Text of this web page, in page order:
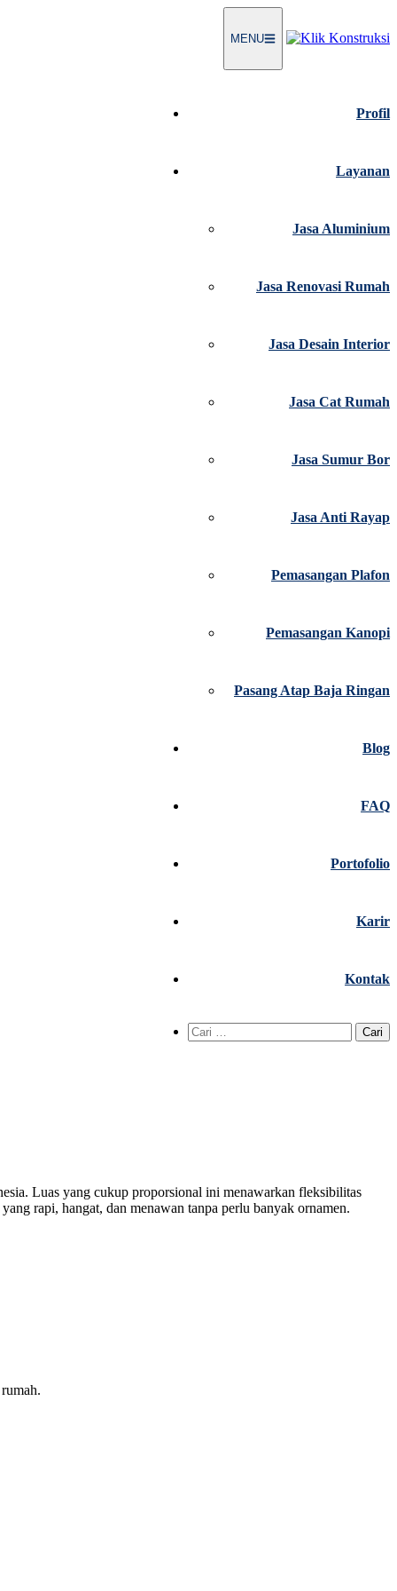
MENU
Profil
Layanan
Jasa Aluminium
Jasa Renovasi Rumah
Jasa Desain Interior
Jasa Cat Rumah
Jasa Sumur Bor
Jasa Anti Rayap
Pemasangan Plafon
Pemasangan Kanopi
Pasang Atap Baja Ringan
Blog
FAQ
Portofolio
Karir
Kontak
Cari
untuk:
Luas yang cukup proporsional ini menawarkan fleksibilitas
rapi, hangat, dan menawan tanpa perlu banyak ornamen.